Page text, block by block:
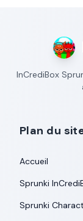
InCrediBox
Plan du
Accueil
Sprunki
Sprunki